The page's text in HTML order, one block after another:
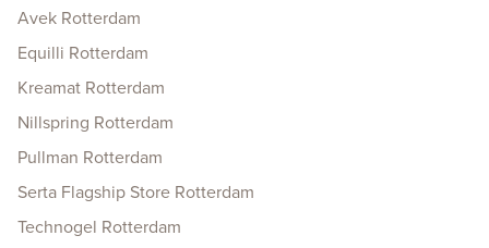
Avek Rotterdam
Equilli Rotterdam
Kreamat Rotterdam
Nillspring Rotterdam
Pullman Rotterdam
Serta Flagship Store Rotterdam
Technogel Rotterdam